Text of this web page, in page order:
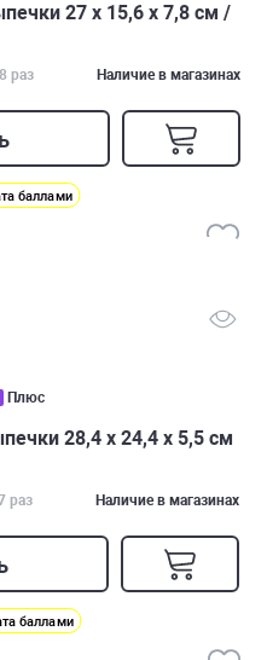
27 х 15,6 х 7,8 см /
раз Наличие в магазинах
баллами
Плюс
28,4 х 24,4 х 5,5 см
раз Наличие в магазинах
баллами